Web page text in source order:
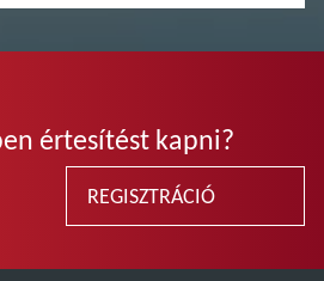
értesítést kapni?
REGISZTRÁCIÓ